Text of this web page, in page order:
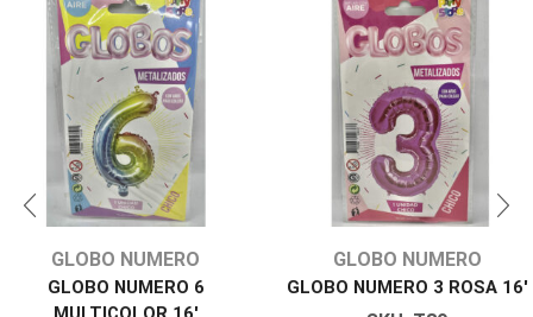
GLOBO NUMERO
GLOBO NUMERO 6
GLOBO NUMERO
GLOBO NUMERO 3 ROSA 16′